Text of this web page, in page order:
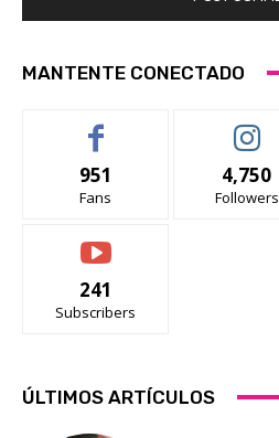
MANTENTE CONECTADO
951
Fans
4,750
Followers
241
Subscribers
ÚLTIMOS ARTÍCULOS